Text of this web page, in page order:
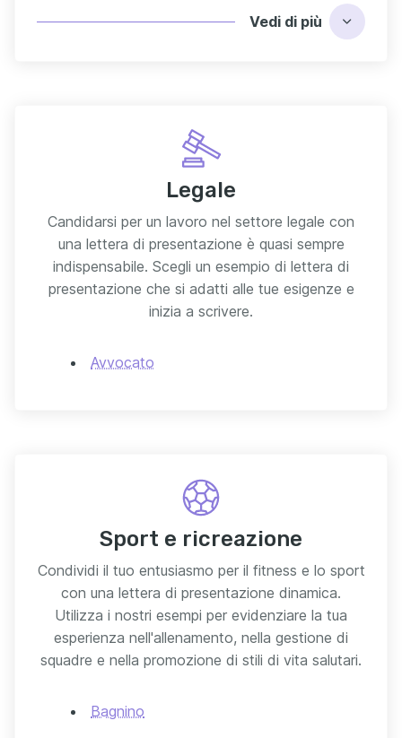
Vedi di più
Legale
Candidarsi per un lavoro nel settore legale con
una lettera di presentazione è quasi sempre
indispensabile. Scegli un esempio di lettera di
presentazione che si adatti alle tue esigenze e
inizia a scrivere.
Avvocato
Sport e ricreazione
Condividi il tuo entusiasmo per il fitness e lo sport
con una lettera di presentazione dinamica.
Utilizza i nostri esempi per evidenziare la tua
esperienza nell'allenamento, nella gestione di
squadre e nella promozione di stili di vita salutari.
Bagnino